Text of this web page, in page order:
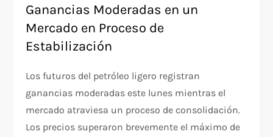
Ganancias Moderadas en un
Mercado en Proceso de
Estabilización
Los futuros del petróleo ligero registran
ganancias moderadas este lunes mientras el
mercado atraviesa un proceso de consolidación.
Los precios superaron brevemente el máximo de